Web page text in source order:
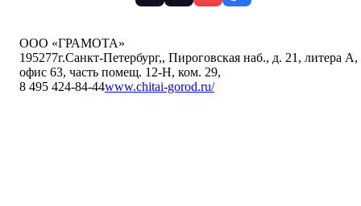
ООО «ГРАМОТА»
195277г.Санкт-Петербург,, Пироговская наб., д. 21, литера А,
офис 63, часть помещ. 12-Н, ком. 29,
8 495 424-84-44www.chitai-gorod.ru/